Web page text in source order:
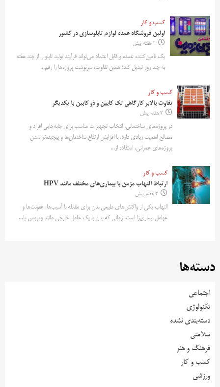
کسب و کار
اولین فروشگاه عمده لوازم تابلوسازی در کشور
2 هفته پیش
یک تأمین‌کننده عمده و قابل اعتماد می‌تواند فرآیند تولید تابلو را از چند هفته
به چند روز تبدیل کند؛ همین تفاوت، سرنوشت پروژه‌ها را رقم...
کسب و کار
تفاوت بالابر کارگاهی تک کابین و دو کابین با یکدیگر
2 هفته پیش
در پروژه‌های ساختمانی، انتخاب تجهیزات مناسب برای جابه‌جایی افراد و
مصالح اهمیت زیادی دارد. با افزایش ارتفاع ساختمان‌ها و پیچیده‌تر شدن
پروژه‌های عمرانی، استفاده از...
کسب و کار
ارتباط التهاب مزمن با بیماری‌های مختلف مانند HPV
3 هفته پیش
التهاب یکی از واکنش‌های طبیعی بدن برای مقابله با آسیب‌ها، عفونت‌ها و
عوامل بیماری‌زا است. زمانی که بدن با یک عامل خارجی مانند ویروس یا...
دسته‌ها
اجتماعی
تکنولوژی
دسته‌بندی نشده
سلامتی
فرهنگ و هنر
کسب و کار
ورزشی